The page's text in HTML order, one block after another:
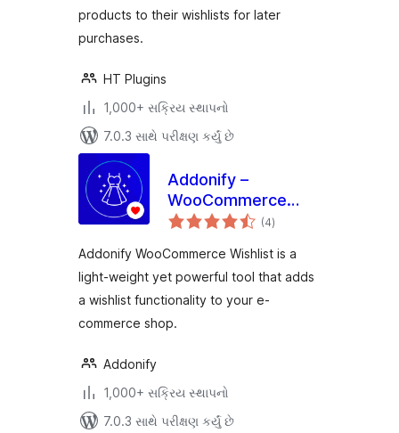
products to their wishlists for later
purchases.
HT Plugins
1,000+ સક્રિય સ્થાપનો
7.0.3 સાથે પરીક્ષણ કર્યું છે
Addonify –
WooCommerce
Wishlist
(4કુલ
રેટિંગ્સ
)
Addonify WooCommerce Wishlist is a
light-weight yet powerful tool that adds
a wishlist functionality to your e-
commerce shop.
Addonify
1,000+ સક્રિય સ્થાપનો
7.0.3 સાથે પરીક્ષણ કર્યું છે